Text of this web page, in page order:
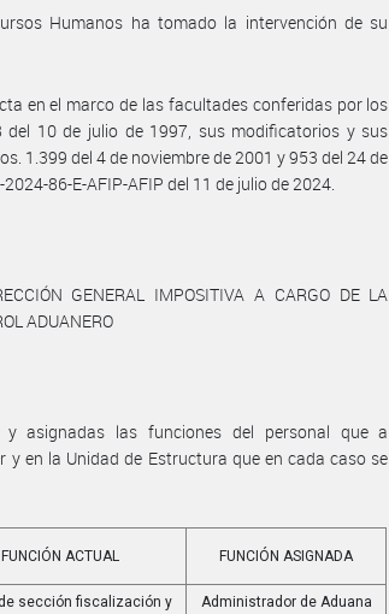
Humanos ha tomado la intervención de su
en el marco de las facultades conferidas por los
del 10 de julio de 1997, sus modificatorios y sus
1.399 del 4 de noviembre de 2001 y 953 del 24 de
86-E-AFIP-AFIP del 11 de julio de 2024.
GENERAL IMPOSITIVA A CARGO DE LA
ADUANERO
y asignadas las funciones del personal que a
y en la Unidad de Estructura que en cada caso se
FUNCIÓN ACTUAL FUNCIÓN ASIGNADA
sección fiscalización y
Administrador de Aduana